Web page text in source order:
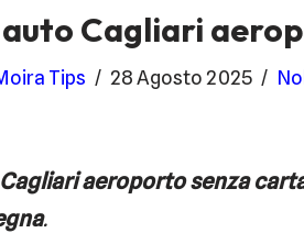
Cagliari
Tips 28 Agosto 2025
aeroporto senza
.